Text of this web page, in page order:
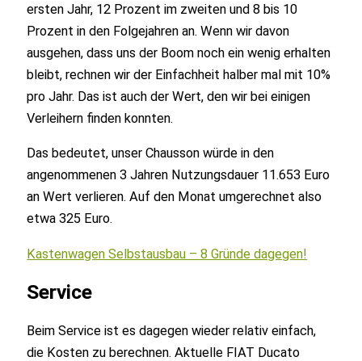
ersten Jahr, 12 Prozent im zweiten und 8 bis 10
Prozent in den Folgejahren an. Wenn wir davon
ausgehen, dass uns der Boom noch ein wenig erhalten
bleibt, rechnen wir der Einfachheit halber mal mit 10%
pro Jahr. Das ist auch der Wert, den wir bei einigen
Verleihern finden konnten.
Das bedeutet, unser Chausson würde in den
angenommenen 3 Jahren Nutzungsdauer 11.653 Euro
an Wert verlieren. Auf den Monat umgerechnet also
etwa 325 Euro.
Kastenwagen Selbstausbau – 8 Gründe dagegen!
Service
Beim Service ist es dagegen wieder relativ einfach,
die Kosten zu berechnen. Aktuelle FIAT Ducato